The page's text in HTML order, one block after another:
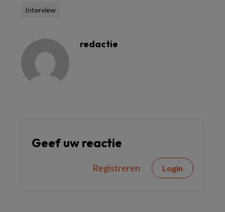
Interview
redactie
Geef uw reactie
Registreren Login